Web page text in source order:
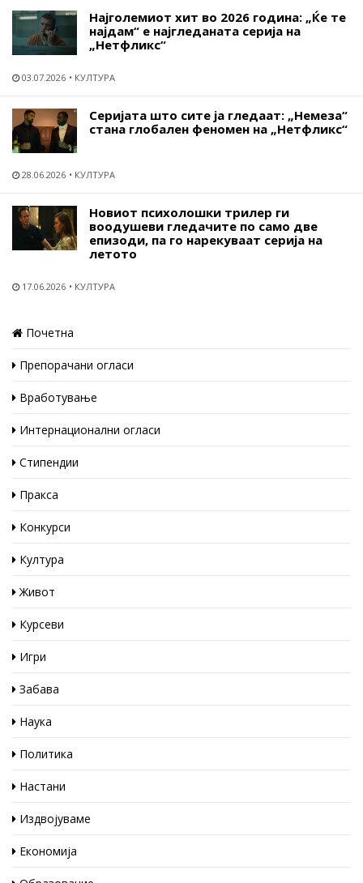
Најголемиот хит во 2026 година: „Ќе те
најдам“ е најгледаната серија на
„Нетфликс“
03.07.2026 КУЛТУРА
Серијата што сите ја гледаат: „Немеза“
стана глобален феномен на „Нетфликс“
28.06.2026 КУЛТУРА
Новиот психолошки трилер ги
воодушеви гледачите по само две
епизоди, па го нарекуваат серија на
летото
17.06.2026 КУЛТУРА
Почетна
Препорачани огласи
Вработување
Интернационални огласи
Стипендии
Пракса
Конкурси
Култура
Живот
Курсеви
Игри
Забава
Наука
Политика
Настани
Издвојуваме
Економија